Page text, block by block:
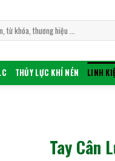
THỦY LỰC KHÍ NÉN LINH
Tay Cân